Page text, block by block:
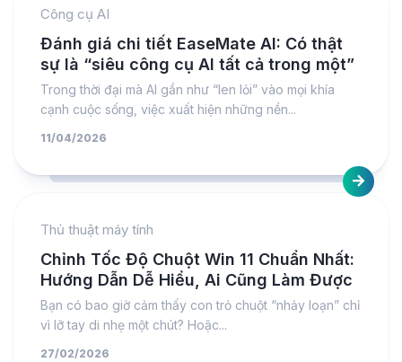
Công cụ AI
Đánh giá chi tiết EaseMate AI: Có thật
sự là “siêu công cụ AI tất cả trong một”
Trong thời đại mà AI gần như “len lỏi” vào mọi khía
cạnh cuộc sống, việc xuất hiện những nền...
11/04/2026
Thủ thuật máy tính
Chỉnh Tốc Độ Chuột Win 11 Chuẩn Nhất:
Hướng Dẫn Dễ Hiểu, Ai Cũng Làm Được
Bạn có bao giờ cảm thấy con trỏ chuột “nhảy loạn” chỉ
vì lỡ tay di nhẹ một chút? Hoặc...
27/02/2026